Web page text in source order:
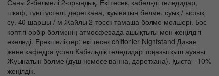
Саны 2-бөлмелі 2-орындық. Екі төсек, кабельді теледидар,
шкаф, түнгі үстелі, дәретхана, жуынатын бөлме, суық / ыстық
су. 40 шаршы / м Жайлы 2-төсек тамаша бөлме мөлшері. Бос
көптігі әрбір бөлменің атмосферада ашықтығы мен жеңілдігі
әкеледі. Ерекшеліктер: екі төсек chiffonier Nightstand Диван
және кафедра үстел Кабельдік теледидар тоңазытқыш ауаны
Жуынатын бөлме (душ немесе ванна, дәретхана). Қыста - 10%
жеңілдік.